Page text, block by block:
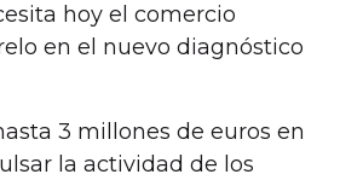
hoy el comercio
en el nuevo diagnóstico
3 millones de euros en
la actividad de los